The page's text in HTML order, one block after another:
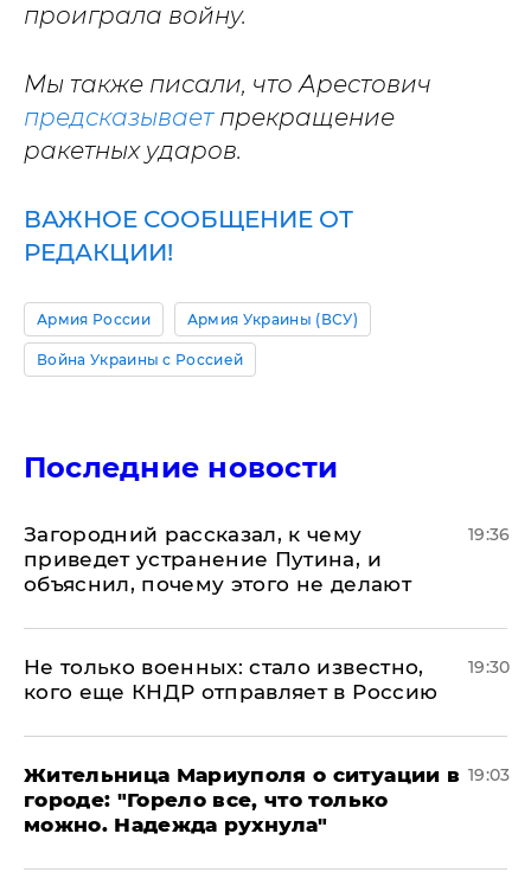
проиграла войну.
Мы также писали, что Арестович
предсказываетпрекращение
ракетных ударов.
ВАЖНОЕ СООБЩЕНИЕ ОТ
РЕДАКЦИИ!
Армия России Армия Украины (ВСУ)
Война Украины с Россией
Последние новости
Загородний рассказал, к чему
приведет устранение Путина, и
объяснил, почему этого не делают
19:36
Не только военных: стало известно,
кого еще КНДР отправляет в Россию
19:30
Жительница Мариуполя о ситуации в
городе: "Горело все, что только
можно. Надежда рухнула"
19:03